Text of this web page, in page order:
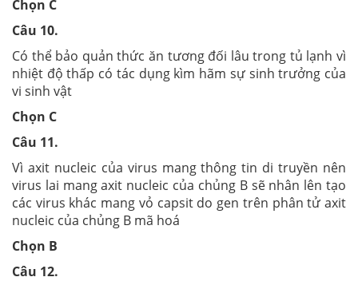
Chọn C
Câu 10.
Có thể bảo quản thức ăn tương đối lâu trong tủ lạnh vì
nhiệt độ thấp có tác dụng kìm hãm sự sinh trưởng của
vi sinh vật
Chọn C
Câu 11.
Vì axit nucleic của virus mang thông tin di truyền nên
virus lai mang axit nucleic của chủng B sẽ nhân lên tạo
các virus khác mang vỏ capsit do gen trên phân tử axit
nucleic của chủng B mã hoá
Chọn B
Câu 12.